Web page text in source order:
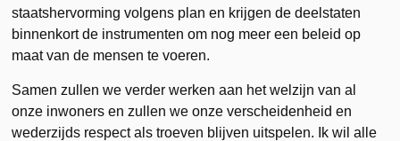
staatshervorming volgens plan en krijgen de deelstaten
binnenkort de instrumenten om nog meer een beleid op
maat van de mensen te voeren.
Samen zullen we verder werken aan het welzijn van al
onze inwoners en zullen we onze verscheidenheid en
wederzijds respect als troeven blijven uitspelen. Ik wil alle